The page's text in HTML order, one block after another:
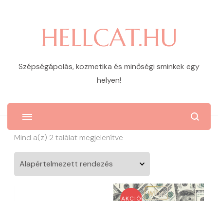
HELLCAT.HU
Szépségápolás, kozmetika és minőségi sminkek egy
helyen!
Mind a(z) 2 találat megjelenítve
AKCIÓ!